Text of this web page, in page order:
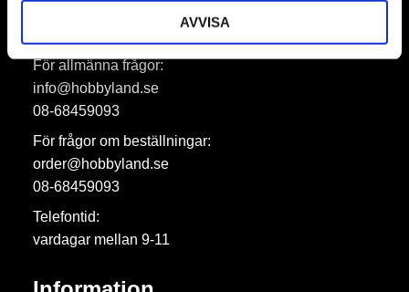
AVVISA
Hobbyland AB
För allmänna frågor:
info@hobbyland.se
08-68459093
För frågor om beställningar:
order@hobbyland.se
08-68459093
Telefontid:
vardagar mellan 9-11